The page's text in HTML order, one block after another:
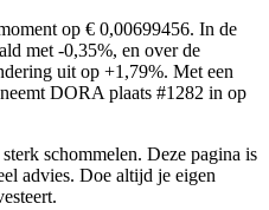
op € 0,00699456. In de
met -0,35%, en over de
uit op +1,79%. Met een
DORA plaats #1282 in op
schommelen. Deze pagina is
advies. Doe altijd je eigen